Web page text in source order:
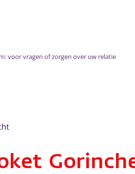
voor vragen of zorgen over uw relatie